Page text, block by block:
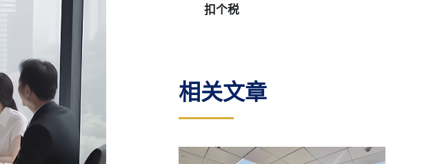
扣个税
相关文章